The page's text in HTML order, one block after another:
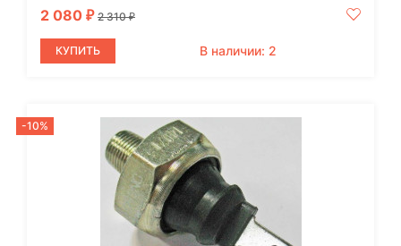
2 080 ₽ 2 310₽
КУПИТЬ В наличии: 2
-10%